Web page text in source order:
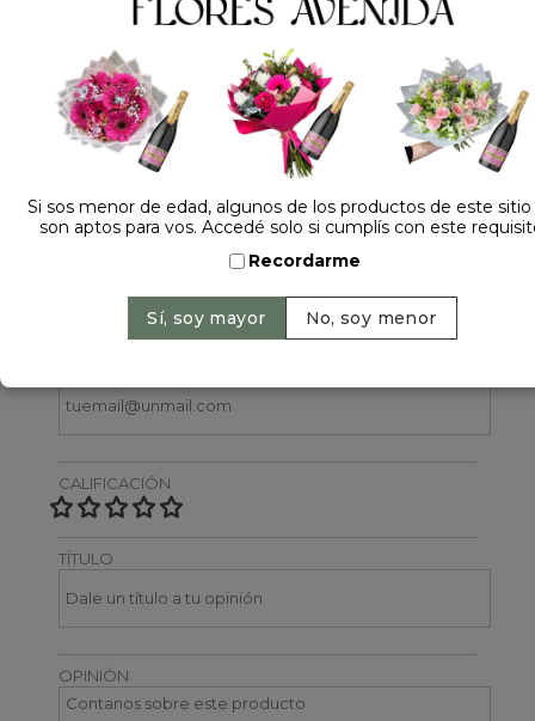
1 opinión +
Dejá tu opinión
CALIFICACIÓN
TÍTULO
OPINIÓN
Si sos menor de edad, algunos de los productos de este
son aptos para vos. Accedé solo si cumplís con este
Recordarme